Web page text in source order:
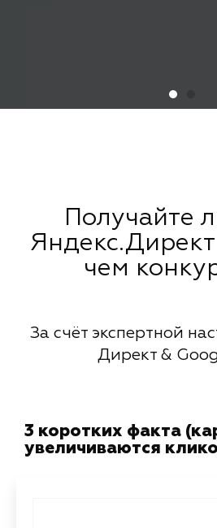
Получайте
чем
За счёт экспертной
Директ &
3 коротких факта
увеличиваются